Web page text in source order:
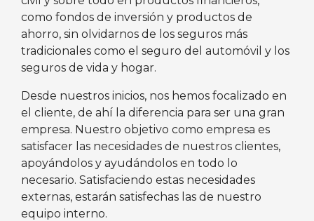
como fondos de inversión y productos de
ahorro, sin olvidarnos de los seguros más
tradicionales como el seguro del automóvil y los
seguros de vida y hogar.
Desde nuestros inicios, nos hemos focalizado en
el cliente, de ahí la diferencia para ser una gran
empresa. Nuestro objetivo como empresa es
satisfacer las necesidades de nuestros clientes,
apoyándolos y ayudándolos en todo lo
necesario. Satisfaciendo estas necesidades
externas, estarán satisfechas las de nuestro
equipo interno.